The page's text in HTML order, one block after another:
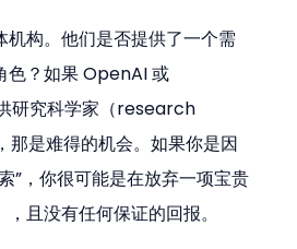
机构。他们是否提供了一个需
色？如果 OpenAI 或
研究科学家（research
是难得的机会。如果你是因
”，你很可能是在放弃一项宝贵
且没有任何保证的回报。